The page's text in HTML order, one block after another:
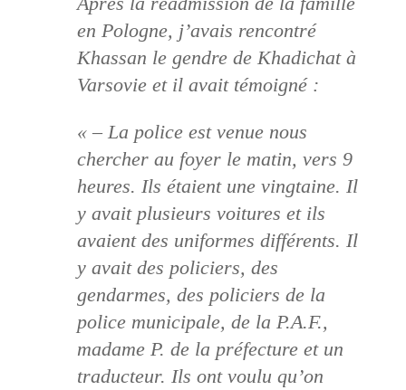
en Pologne, j’avais rencontré
Khassan le gendre de Khadichat à
Varsovie et il avait témoigné :
« – La police est venue nous
chercher au foyer le matin, vers 9
heures. Ils étaient une vingtaine. Il
y avait plusieurs voitures et ils
avaient des uniformes différents. Il
y avait des policiers, des
gendarmes, des policiers de la
police municipale, de la P.A.F.,
madame P. de la préfecture et un
traducteur. Ils ont voulu qu’on